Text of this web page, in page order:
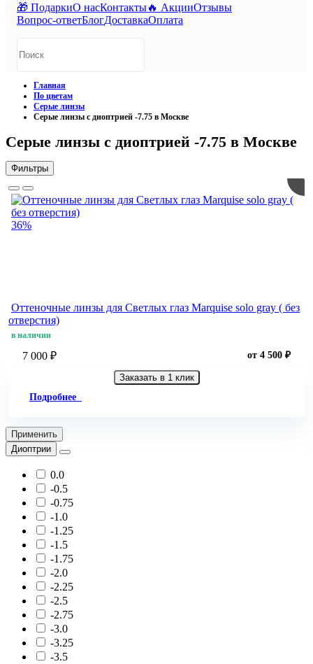
🎁 ПодаркиО насКонтакты🔥 АкцииОтзывы
Вопрос-ответБлогДоставкаОплата
Главная
По цветам
Серые линзы
Серые линзы с диоптрией -7.75 в Москве
Серые линзы с диоптрией -7.75 в Москве
Фильтры
36%
Оттеночные линзы для Светлых глаз Marquise solo gray ( без
отверстия)
в наличии
7 000 ₽ от 4 500 ₽
Заказать в 1 клик
Подробнее
Применить
Диоптрии
0.0
-0.5
-0.75
-1.0
-1.25
-1.5
-1.75
-2.0
-2.25
-2.5
-2.75
-3.0
-3.25
-3.5